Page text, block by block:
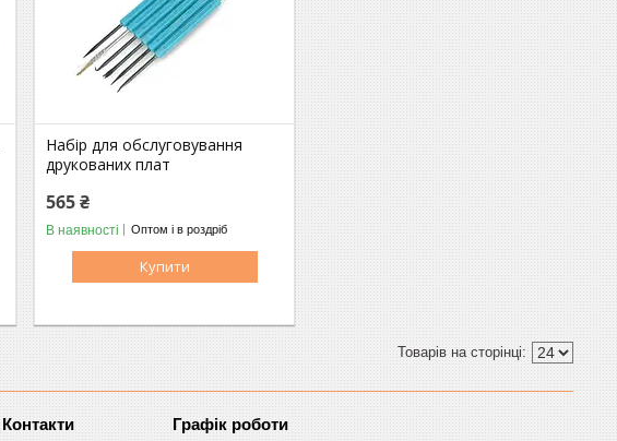
Набір для обслуговування
друкованих плат
565 ₴
В наявності Оптом і в роздріб
Купити
Графік роботи